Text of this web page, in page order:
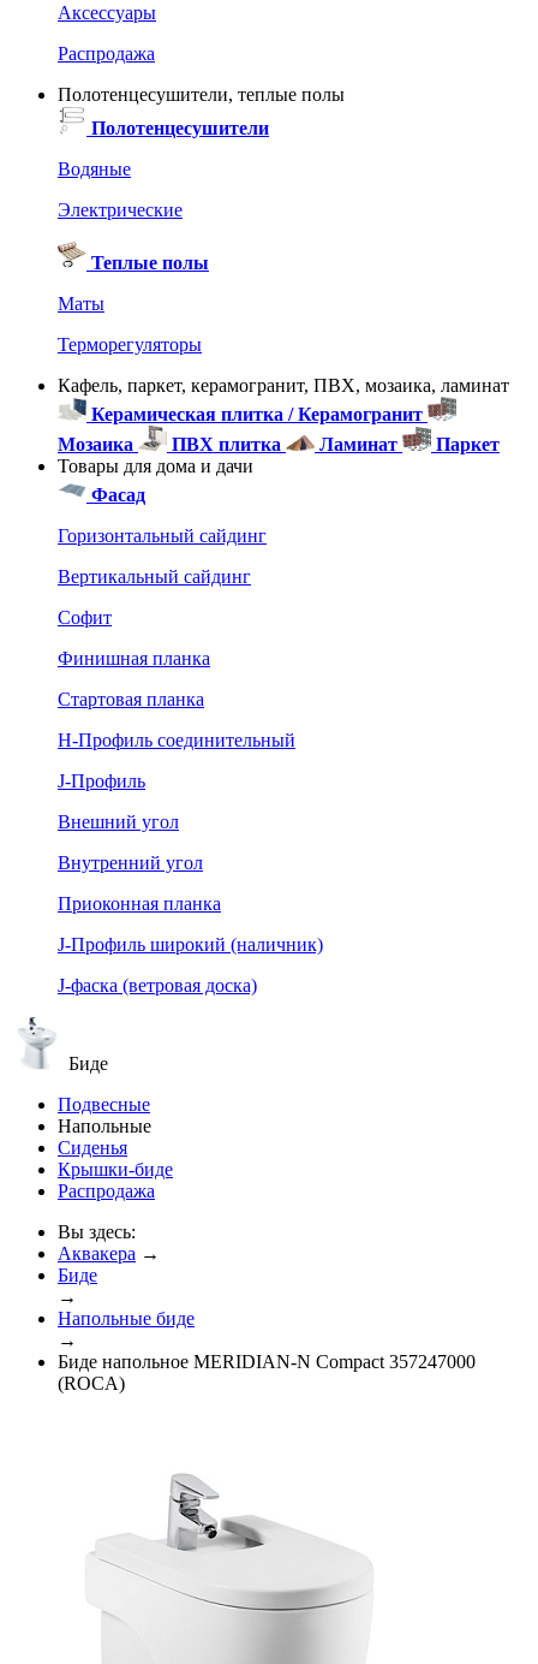
Аксессуары
Распродажа
Полотенцесушители, теплые полы
Полотенцесушители
Водяные
Электрические
Теплые полы
Маты
Терморегуляторы
Кафель, паркет, керамогранит, ПВХ, мозаика, ламинат
Керамическая плитка / Керамогранит
Мозаика
ПВХ плитка Ламинат
Паркет
Товары для дома и дачи
Фасад
Горизонтальный сайдинг
Вертикальный сайдинг
Софит
Финишная планка
Стартовая планка
Н-Профиль соединительный
J-Профиль
Внешний угол
Внутренний угол
Приоконная планка
J-Профиль широкий (наличник)
J-фаска (ветровая доска)
Биде
Подвесные
Напольные
Сиденья
Крышки-биде
Распродажа
Вы здесь:
Аквакера →
Биде
→
Напольные биде
→
Биде напольное MERIDIAN-N Compact 357247000
(ROCA)